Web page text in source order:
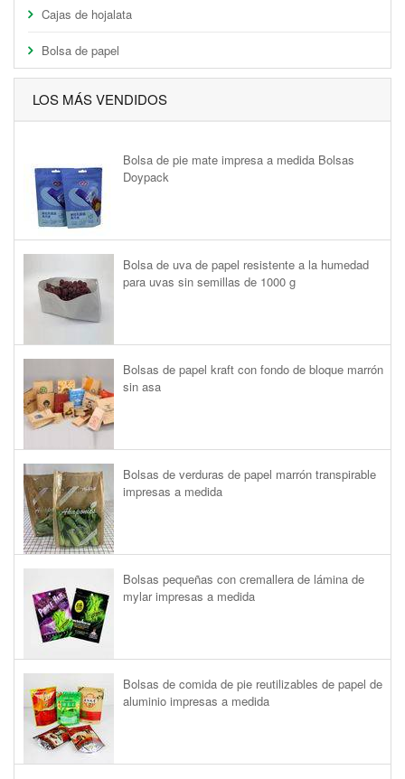
Cajas de hojalata
Bolsa de papel
LOS MÁS VENDIDOS
Bolsa de pie mate impresa a medida Bolsas
Doypack
Bolsa de uva de papel resistente a la humedad
para uvas sin semillas de 1000 g
Bolsas de papel kraft con fondo de bloque marrón
sin asa
Bolsas de verduras de papel marrón transpirable
impresas a medida
Bolsas pequeñas con cremallera de lámina de
mylar impresas a medida
Bolsas de comida de pie reutilizables de papel de
aluminio impresas a medida